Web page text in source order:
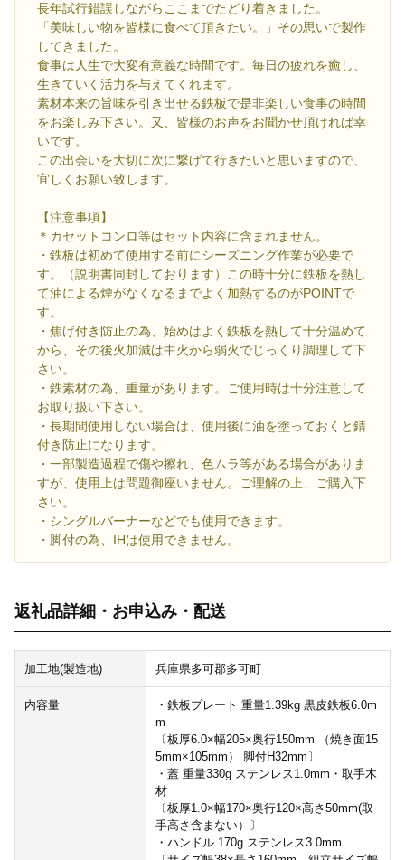
長年試行錯誤しながらここまでたどり着きました。
「美味しい物を皆様に食べて頂きたい。」その思いで製作
してきました。
食事は人生で大変有意義な時間です。毎日の疲れを癒し、
生きていく活力を与えてくれます。
素材本来の旨味を引き出せる鉄板で是非楽しい食事の時間
をお楽しみ下さい。又、皆様のお声をお聞かせ頂ければ幸
いです。
この出会いを大切に次に繋げて行きたいと思いますので、
宜しくお願い致します。
【注意事項】
＊カセットコンロ等はセット内容に含まれません。
・鉄板は初めて使用する前にシーズニング作業が必要で
す。（説明書同封しております）この時十分に鉄板を熱し
て油による煙がなくなるまでよく加熱するのがPOINTで
す。
・焦げ付き防止の為、始めはよく鉄板を熱して十分温めて
から、その後火加減は中火から弱火でじっくり調理して下
さい。
・鉄素材の為、重量があります。ご使用時は十分注意して
お取り扱い下さい。
・長期間使用しない場合は、使用後に油を塗っておくと錆
付き防止になります。
・一部製造過程で傷や擦れ、色ムラ等がある場合がありま
すが、使用上は問題御座いません。ご理解の上、ご購入下
さい。
・シングルバーナーなどでも使用できます。
・脚付の為、IHは使用できません。
返礼品詳細・お申込み・配送
加工地(製造地) 兵庫県多可郡多可町
内容量
・鉄板プレート 重量1.39kg 黒皮鉄板6.0m
m
〔板厚6.0×幅205×奥行150mm （焼き面15
5mm×105mm） 脚付H32mm〕
・蓋 重量330g ステンレス1.0mm・取手木
材
〔板厚1.0×幅170×奥行120×高さ50mm(取
手高さ含まない）〕
・ハンドル 170g ステンレス3.0mm